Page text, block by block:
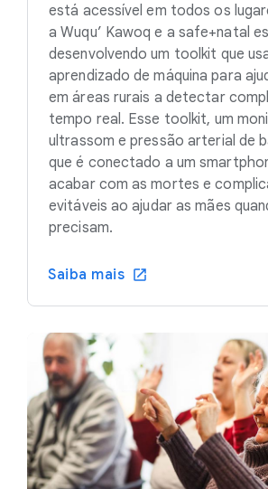
está acessível em todos os
a Wuqu’ Kawoq e a safe+natal
desenvolvendo um toolkit que
aprendizado de máquina para
em áreas rurais a detectar
tempo real. Esse toolkit, um
ultrassom e pressão arterial de
que é conectado a um
acabar com as mortes e
evitáveis ao ajudar as mães
precisam.
Saiba mais